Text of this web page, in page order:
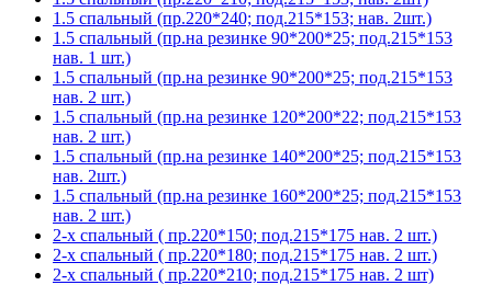
1.5 спальный (пр.220*240; под.215*153; нав. 2шт.)
1.5 спальный (пр.на резинке 90*200*25; под.215*153
нав. 1 шт.)
1.5 спальный (пр.на резинке 90*200*25; под.215*153
нав. 2 шт.)
1.5 спальный (пр.на резинке 120*200*22; под.215*153
нав. 2 шт.)
1.5 спальный (пр.на резинке 140*200*25; под.215*153
нав. 2шт.)
1.5 спальный (пр.на резинке 160*200*25; под.215*153
нав. 2 шт.)
2-х спальный ( пр.220*150; под.215*175 нав. 2 шт.)
2-х спальный ( пр.220*180; под.215*175 нав. 2 шт.)
2-х спальный ( пр.220*210; под.215*175 нав. 2 шт)